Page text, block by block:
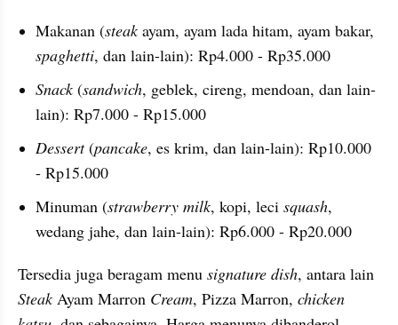
Makanan (steak
spaghetti, dan lain-lain): Rp4.000 - Rp35.000
Snack (sandwich, geblek, cireng, mendoan, dan lain-
lain): Rp7.000 - Rp15.000
Dessert (pancake, es krim, dan lain-lain): Rp10.000
- Rp15.000
Minuman (strawberry milk, kopi, leci squash,
wedang jahe, dan lain-lain): Rp6.000 - Rp20.000
Tersedia juga beragam menu signature dish
Steak Ayam Marron Cream, Pizza Marron, chicken